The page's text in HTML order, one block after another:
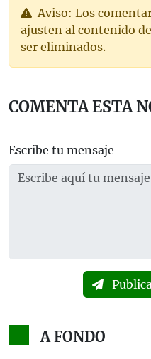
Aviso: Los
ajusten al contenido
ser eliminados.
COMENTA ESTA
Escribe tu mensaje
A FONDO